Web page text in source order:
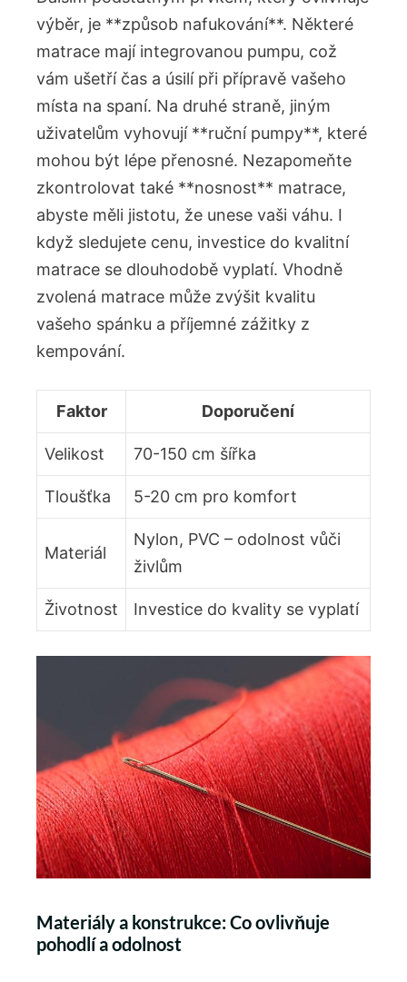
výběr, je **způsob nafukování**. ⁣Některé⁣
matrace mají integrovanou pumpu, což
vám ušetří‍ čas⁣ a úsilí při přípravě vašeho
místa na spaní. ​Na druhé straně,​ jiným
uživatelům vyhovují **ruční pumpy**, které
mohou‌ být lépe přenosné. Nezapomeňte
zkontrolovat ⁣také **nosnost** matrace,
‌abyste měli jistotu, že unese​ vaši ‍váhu. I
když sledujete cenu, investice do kvalitní
matrace se​ dlouhodobě vyplatí. Vhodně
‍zvolená matrace‍ může zvýšit kvalitu
vašeho spánku ⁢a příjemné zážitky z
kempování.
Faktor Doporučení
Velikost 70-150 cm ‍šířka
Tloušťka 5-20 cm pro komfort
Materiál
Nylon,⁣ PVC – odolnost vůči
živlům
Životnost Investice do‌ kvality se vyplatí
Materiály​ a konstrukce: Co ovlivňuje⁤
pohodlí a odolnost